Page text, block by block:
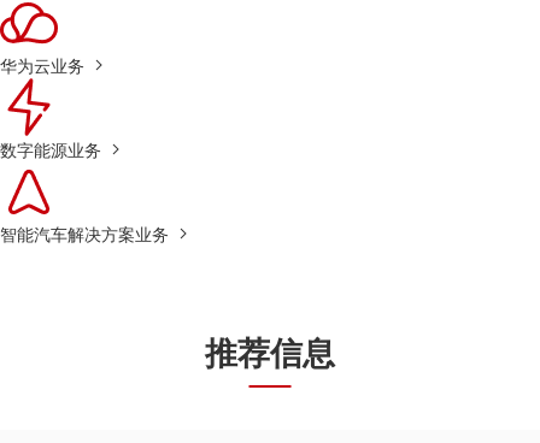
华为云业务
数字能源业务
智能汽车解决方案业务
推荐信息